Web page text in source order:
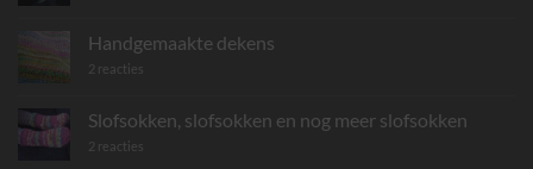
Handgemaakte dekens
2 reacties
Slofsokken, slofsokken en nog meer slofsokken
2 reacties